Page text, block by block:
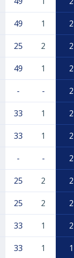
49 1 2
25 2 2
49 1 2
- - 2
33 1 2
33 1 2
- - 2
25 2 2
25 2 2
33 1 2
33 1 1